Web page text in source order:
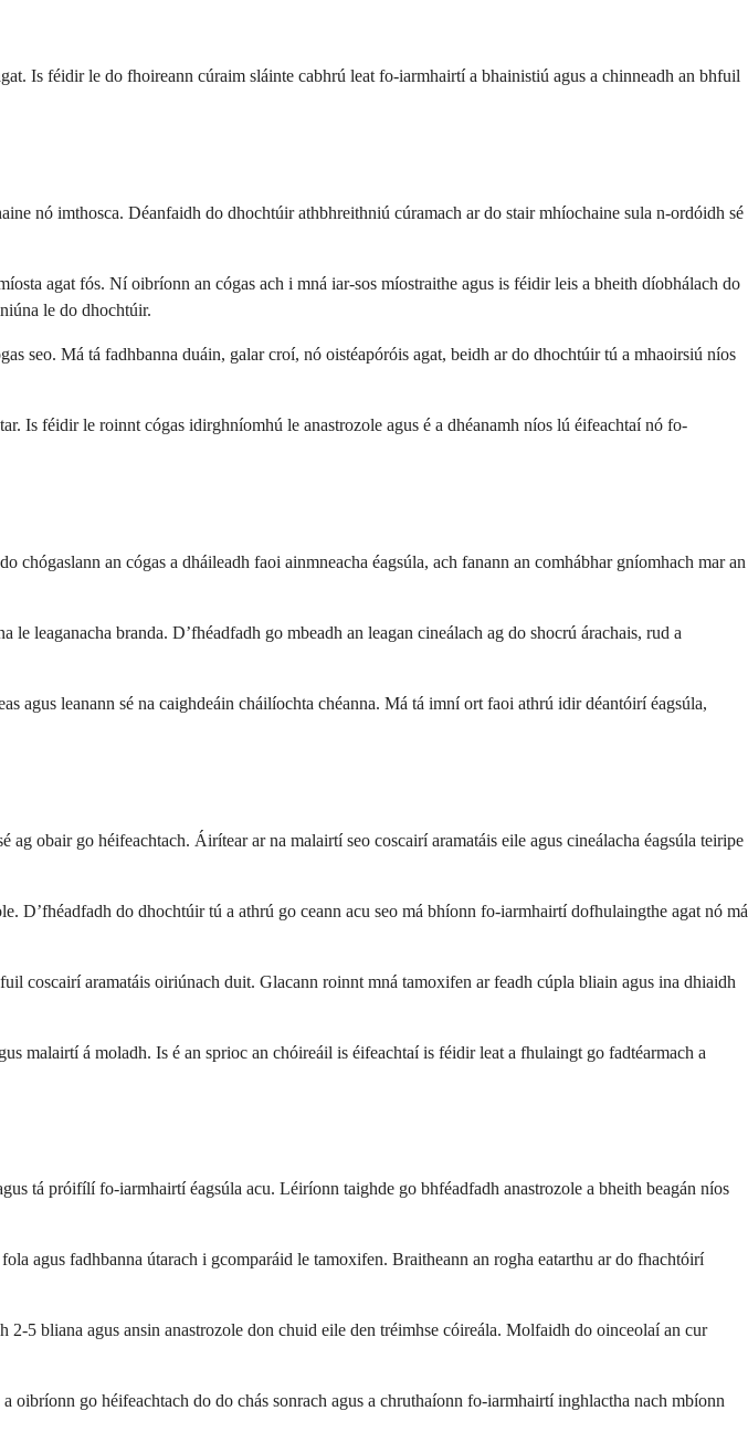
Is féidir le do fhoireann cúraim sláinte cabhrú leat fo-iarmhairtí a bhainistiú agus a chinneadh an bhfuil
nó imthosca. Déanfaidh do dhochtúir athbhreithniú cúramach ar do stair mhíochaine sula n-ordóidh sé
agat fós. Ní oibríonn an cógas ach i mná iar-sos míostraithe agus is féidir leis a bheith díobhálach do
le do dhochtúir.
seo. Má tá fadhbanna duáin, galar croí, nó oistéapóróis agat, beidh ar do dhochtúir tú a mhaoirsiú níos
Is féidir le roinnt cógas idirghníomhú le anastrozole agus é a dhéanamh níos lú éifeachtaí nó fo-
an cógas a dháileadh faoi ainmneacha éagsúla, ach fanann an comhábhar gníomhach mar an
leaganacha branda. D’fhéadfadh go mbeadh an leagan cineálach ag do shocrú árachais, rud a
agus leanann sé na caighdeáin cháilíochta chéanna. Má tá imní ort faoi athrú idir déantóirí éagsúla,
obair go héifeachtach. Áirítear ar na malairtí seo coscairí aramatáis eile agus cineálacha éagsúla teiripe
D’fhéadfadh do dhochtúir tú a athrú go ceann acu seo má bhíonn fo-iarmhairtí dofhulaingthe agat nó má
coscairí aramatáis oiriúnach duit. Glacann roinnt mná tamoxifen ar feadh cúpla bliain agus ina dhiaidh
malairtí á moladh. Is é an sprioc an chóireáil is éifeachtaí is féidir leat a fhulaingt go fadtéarmach a
tá próifílí fo-iarmhairtí éagsúla acu. Léiríonn taighde go bhféadfadh anastrozole a bheith beagán níos
agus fadhbanna útarach i gcomparáid le tamoxifen. Braitheann an rogha eatarthu ar do fhachtóirí
5 bliana agus ansin anastrozole don chuid eile den tréimhse cóireála. Molfaidh do oinceolaí an cur
oibríonn go héifeachtach do do chás sonrach agus a chruthaíonn fo-iarmhairtí inghlactha nach mbíonn